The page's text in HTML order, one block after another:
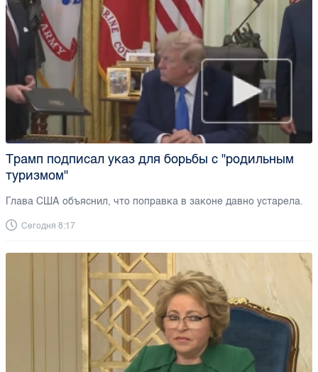
Трамп подписал указ для борьбы с "родильным
туризмом"
Глава США объяснил, что поправка в законе давно устарела.
Сегодня 8:17